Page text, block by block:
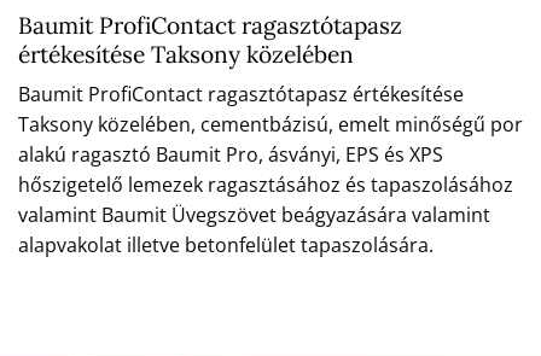
Baumit ProfiContact ragasztótapasz
értékesítése Taksony közelében
Baumit ProfiContact ragasztótapasz értékesítése
Taksony közelében, cementbázisú, emelt minőségű por
alakú ragasztó Baumit Pro, ásványi, EPS és XPS
hőszigetelő lemezek ragasztásához és tapaszolásához
valamint Baumit Üvegszövet beágyazására valamint
alapvakolat illetve betonfelület tapaszolására.